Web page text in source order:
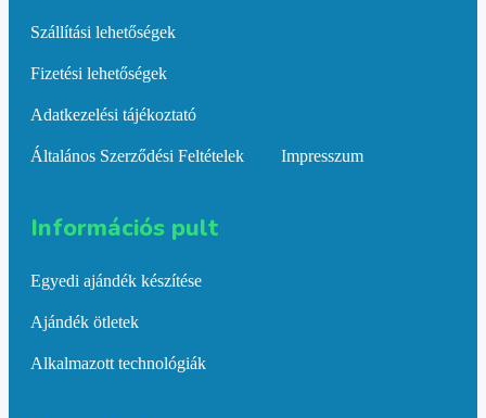
Szállítási lehetőségek
Fizetési lehetőségek
Adatkezelési tájékoztató
Általános Szerződési Feltételek Impresszum
Információs pult​
Egyedi ajándék készítése
Ajándék ötletek
Alkalmazott technológiák